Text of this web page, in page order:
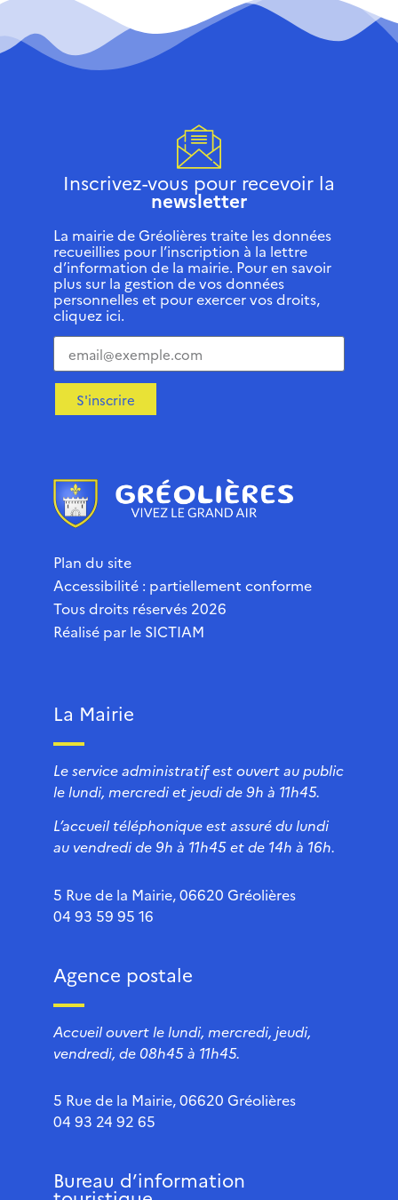
Inscrivez-vous pour recevoir la
newsletter
La mairie de Gréolières traite les données
recueillies pour l’inscription à la lettre
d’information de la mairie. Pour en savoir
plus sur la gestion de vos données
personnelles et pour exercer vos droits,
cliquez ici.
S'inscrire
Plan du site
Accessibilité : partiellement conforme
Tous droits réservés 2026
Réalisé par le SICTIAM
La Mairie
Le service administratif est ouvert au public
le lundi, mercredi et jeudi de 9h à 11h45.
L’accueil téléphonique est assuré du lundi
au vendredi de 9h à 11h45 et de 14h à 16h.
5 Rue de la Mairie, 06620 Gréolières
04 93 59 95 16
Agence postale
Accueil ouvert le lundi, mercredi, jeudi,
vendredi, de 08h45 à 11h45.
5 Rue de la Mairie, 06620 Gréolières
04 93 24 92 65
Bureau d’information